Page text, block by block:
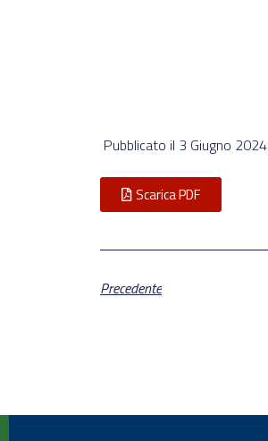
Pubblicato il 3 Giugno 2024
Scarica PDF
Precedente